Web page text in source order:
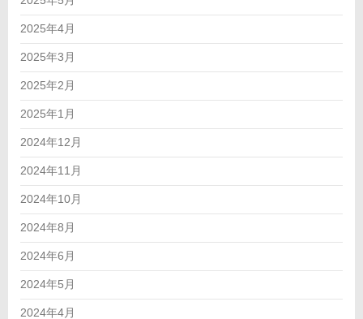
2025年4月
2025年3月
2025年2月
2025年1月
2024年12月
2024年11月
2024年10月
2024年8月
2024年6月
2024年5月
2024年4月